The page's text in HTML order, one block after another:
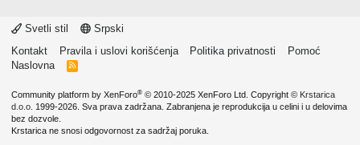
Svetli stil
Srpski
Kontakt
Pravila i uslovi korišćenja Politika privatnosti
Pomoć
Naslovna
R
Community platform by XenForo® © 2010-2025 XenForo Ltd. Copyright © Krstarica
d.o.o. 1999-2026. Sva prava zadržana. Zabranjena je reprodukcija u celini i u delovima
bez dozvole.
Krstarica ne snosi odgovornost za sadržaj poruka.